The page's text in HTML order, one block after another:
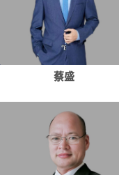
蔡盛